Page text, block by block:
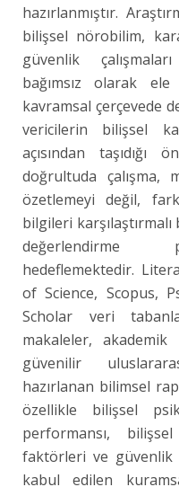
hazırlanmıştır.
bilişsel nörobilim,
güvenlik
bağımsız olarak
kavramsal çerçevede
vericilerin bilişsel
açısından
doğrultuda çalışma,
özetlemeyi değil,
bilgileri
değerlendirme
hedeflemektedir.
of Science, Scopus,
Scholar veri
makaleler,
güvenilir
hazırlanan bilimsel
özellikle bilişsel
performansı,
faktörleri ve güvenlik
kabul edilen